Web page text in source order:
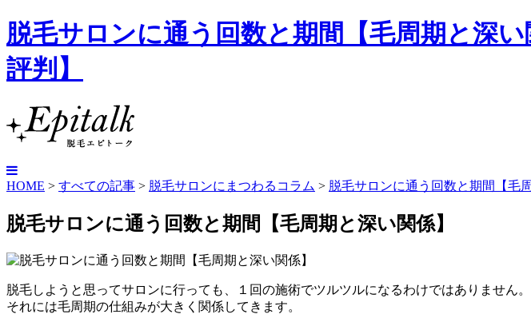
脱毛サロンに通う回数と期間【毛周期と深
評判】
HOME > すべての記事 > 脱毛サロンにまつわるコラム > 脱毛サロンに通う回数と期間【毛
脱毛サロンに通う回数と期間【毛周期と深い関係】
脱毛しようと思ってサロンに行っても、１回の施術でツルツルになるわけではありません
それには毛周期の仕組みが大きく関係してきます。